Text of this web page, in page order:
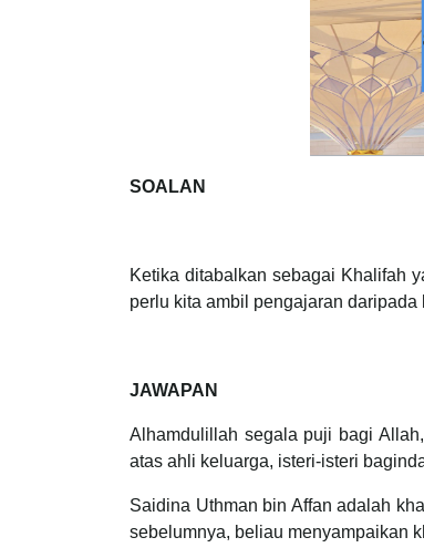
SOALAN
Ketika ditabalkan sebagai Khalifah
perlu kita ambil pengajaran daripada
JAWAPAN
Alhamdulillah segala puji bagi
atas ahli keluarga, isteri-isteri
Saidina Uthman bin Affan adalah
sebelumnya, beliau menyampaikan